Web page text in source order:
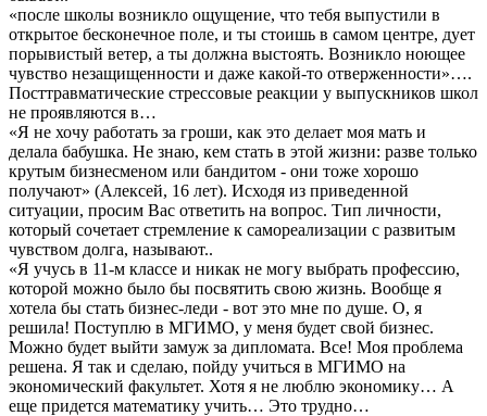
«после школы возникло ощущение, что тебя выпустили в
открытое бесконечное поле, и ты стоишь в самом центре, дует
порывистый ветер, а ты должна выстоять. Возникло ноющее
чувство незащищенности и даже какой-то отверженности»….
Посттравматические стрессовые реакции у выпускников школ
не проявляются в…
«Я не хочу работать за гроши, как это делает моя мать и
делала бабушка. Не знаю, кем стать в этой жизни: разве только
крутым бизнесменом или бандитом - они тоже хорошо
получают» (Алексей, 16 лет). Исходя из приведенной
ситуации, просим Вас ответить на вопрос. Тип личности,
который сочетает стремление к самореализации с развитым
чувством долга, называют..
«Я учусь в 11-м классе и никак не могу выбрать профессию,
которой можно было бы посвятить свою жизнь. Вообще я
хотела бы стать бизнес-леди - вот это мне по душе. О, я
решила! Поступлю в МГИМО, у меня будет свой бизнес.
Можно будет выйти замуж за дипломата. Все! Моя проблема
решена. Я так и сделаю, пойду учиться в МГИМО на
экономический факультет. Хотя я не люблю экономику… А
еще придется математику учить… Это трудно…